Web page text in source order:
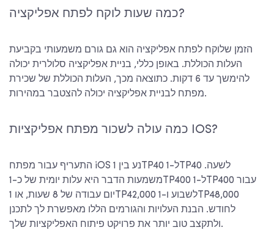
כמה שעות לוקח לפתח אפליקציה?
הזמן שלוקח לפתח אפליקציה הוא גם גורם משמעותי בקביעת
העלות הכוללת. באופן כללי, בניית אפליקציה סלולרית יכולה
להימשך עד 6 דקות. כתוצאה מכך, העלות הכוללת של שכירת
מפתח לבניית אפליקציה יכולה להצטבר במהירות.
כמה עולה לשכור מפתח אפליקציות IOS?
התעריף עבור מפתח iOS נע בין 1TP40 ל-1TP40 לשעה.
משמעות הדבר היא עלות יומית של כ-1TP400 ל-1TP400 עבור
יום עבודה של 8 שעות, או 1TP42,000 לשבוע ו-1TP48,000
לחודש. הבנת העלויות והגורמים הללו מאפשרת לך לתכנן
ולתקצב טוב יותר את פרויקט פיתוח האפליקציות שלך.